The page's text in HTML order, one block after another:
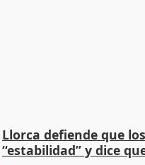
Llorca defiende que
“estabilidad” y dice